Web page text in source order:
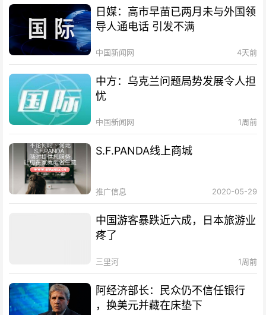
日媒：高市早苗已两月未与外国领
导人通电话 引发不满
中国新闻网 4天前
中方：乌克兰问题局势发展令人担
忧
中国新闻网 1周前
S.F.PANDA线上商城
推广信息 2020-05-29
中国游客暴跌近六成，日本旅游业
疼了
三里河 1周前
阿经济部长：民众仍不信任银行
，换美元并藏在床垫下